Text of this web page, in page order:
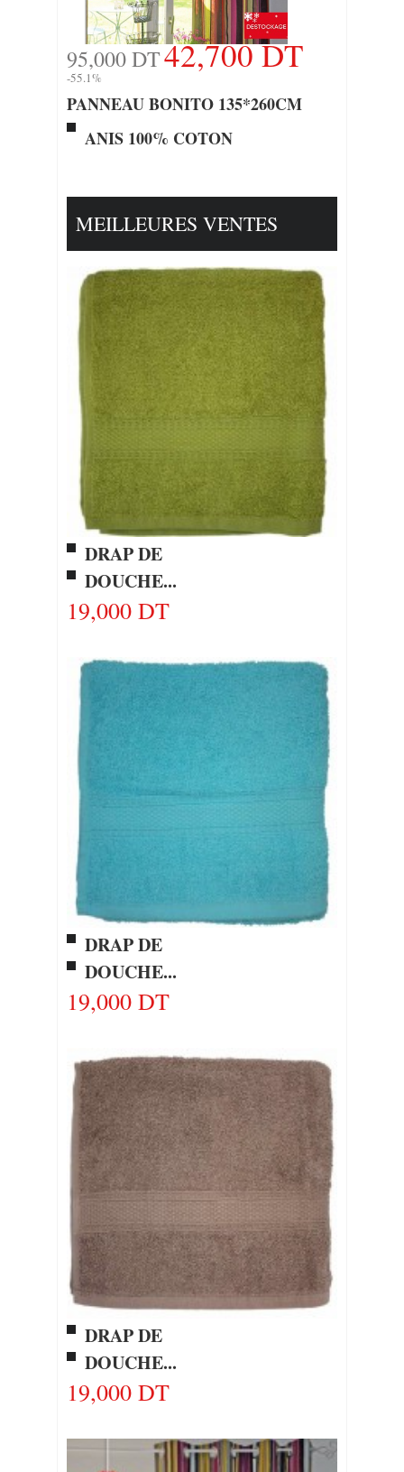
95,000 DT42,700 DT
-55.1%
PANNEAU BONITO 135*260CM
ANIS 100% COTON
MEILLEURES VENTES
DRAP DE
DOUCHE...
19,000 DT
DRAP DE
DOUCHE...
19,000 DT
DRAP DE
DOUCHE...
19,000 DT